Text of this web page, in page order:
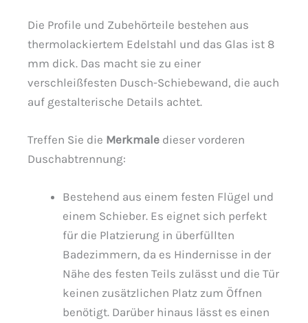
Die Profile und Zubehörteile bestehen aus
thermolackiertem Edelstahl und das Glas ist 8
mm dick. Das macht sie zu einer
verschleißfesten Dusch-Schiebewand, die auch
auf gestalterische Details achtet.
Treffen Sie die Merkmale dieser vorderen
Duschabtrennung:
Bestehend aus einem festen Flügel und
einem Schieber. Es eignet sich perfekt
für die Platzierung in überfüllten
Badezimmern, da es Hindernisse in der
Nähe des festen Teils zulässt und die Tür
keinen zusätzlichen Platz zum Öffnen
benötigt. Darüber hinaus lässt es einen